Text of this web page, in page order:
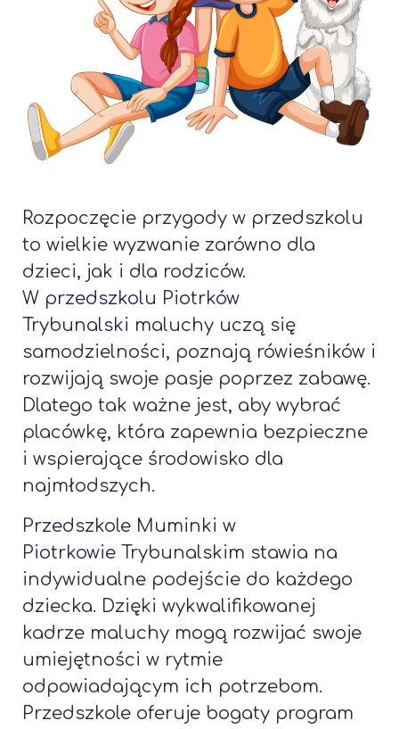
Rozpoczęcie przygody w przedszkolu
to wielkie wyzwanie zarówno dla
dzieci, jak i dla rodziców.
W przedszkolu Piotrków
Trybunalski maluchy uczą się
samodzielności, poznają rówieśników i
rozwijają swoje pasje poprzez zabawę.
Dlatego tak ważne jest, aby wybrać
placówkę, która zapewnia bezpieczne
i wspierające środowisko dla
najmłodszych.
Przedszkole Muminki w
Piotrkowie Trybunalskim stawia na
indywidualne podejście do każdego
dziecka. Dzięki wykwalifikowanej
kadrze maluchy mogą rozwijać swoje
umiejętności w rytmie
odpowiadającym ich potrzebom.
Przedszkole oferuje bogaty program